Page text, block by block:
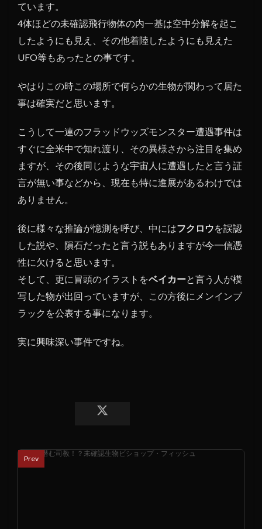
ています。
4体ほどの未確認飛行物体の内一基は空中分解を起こ
したようにも見え、その他着陸したようにも見えた
UFO等もあったとの事です。
やはりこの時この場所で何らかの生物が関わって居た
事は確実だと思います。
こうして一連のフラッドウッズモンスター遭遇事件は
すぐに全米中で知れ渡り、その異様さから注目を集め
ますが、その後同じような宇宙人に遭遇したと言う証
言が無い事などから、現在も特に進展があるわけでは
ありません。
後に様々な推論が憶測を呼び、中にはフクロウを誤認
した説や、隕石だったと言う説もありますが今一信憑
性に欠けると思います。
そして、更に冒頭のイラストをベイカーと言う人が模
写した物が出回っていますが、この方後にメンインブ
ラックを公表する事になります。
実に興味深い事件ですね。
Prev